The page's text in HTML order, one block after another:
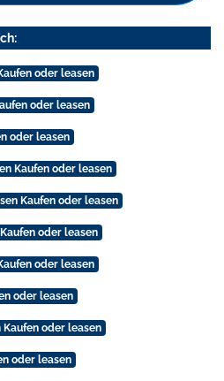
oder leasen
oder leasen
oder leasen
Kaufen oder leasen
Kaufen oder leasen
oder leasen
oder leasen
oder leasen
oder leasen
oder leasen